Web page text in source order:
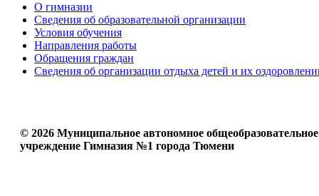
О гимназии
Сведения об образовательной организации
Условия обучения
Направления работы
Обращения граждан
Сведения об организации отдыха детей и их
© 2026 Муниципальное автономное общеобразовательное
учреждение Гимназия №1 города Тюмени